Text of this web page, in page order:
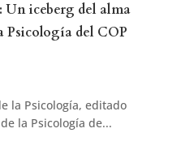
Un iceberg del alma
Psicología del COP
la Psicología, editado
la Psicología de...